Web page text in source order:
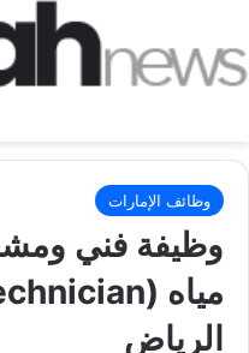
وظائف الإمارات
وظيفة فني
الرياض